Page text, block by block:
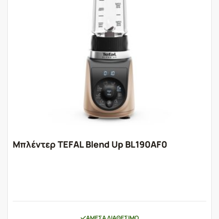
Μπλέντερ TEFAL Blend Up BL190AF0